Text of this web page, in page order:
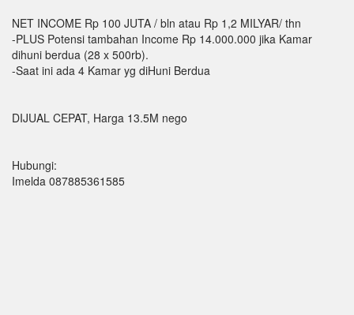
NET INCOME Rp 100 JUTA / bln atau Rp 1,2 MILYAR/ thn
-PLUS Potensi tambahan Income Rp 14.000.000 jika Kamar
dihuni berdua (28 x 500rb).
-Saat ini ada 4 Kamar yg diHuni Berdua
DIJUAL CEPAT, Harga 13.5M nego
Hubungi:
Imelda 087885361585